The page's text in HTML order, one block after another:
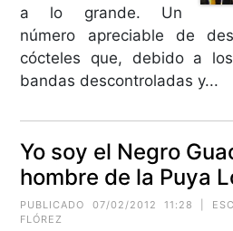
a lo grande. Un
número apreciable de
cócteles que, debido a
bandas descontroladas y...
Yo soy el Negro
hombre de la Puya
PUBLICADO 07/02/2012 11:28 |
FLÓREZ